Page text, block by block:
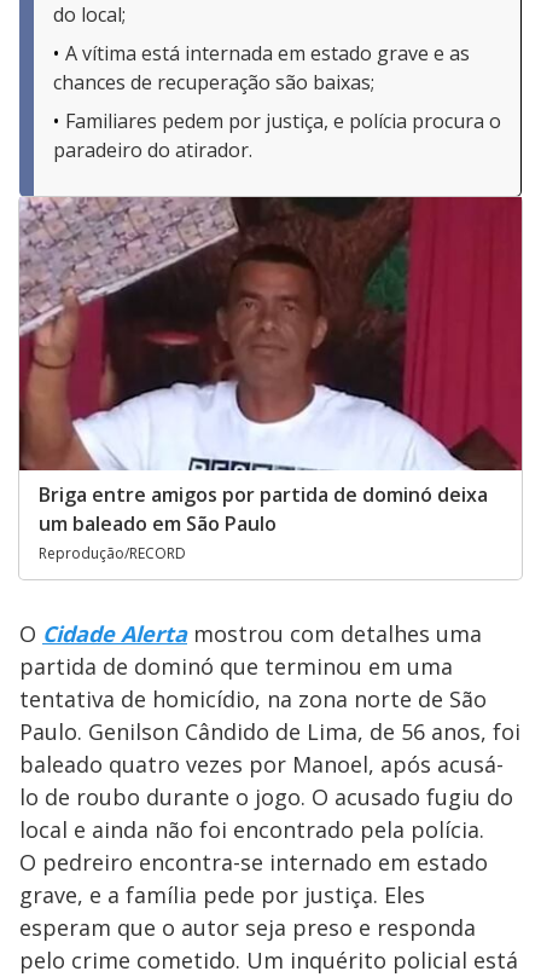
do local;
A vítima está internada em estado grave e as
chances de recuperação são baixas;
Familiares pedem por justiça, e polícia procura o
paradeiro do atirador.
Briga entre amigos por partida de dominó deixa
um baleado em São Paulo
Reprodução/RECORD
O Cidade Alertamostrou com detalhes uma
partida de dominó que terminou em uma
tentativa de homicídio, na zona norte de São
Paulo. Genilson Cândido de Lima, de 56 anos, foi
baleado quatro vezes por Manoel, após acusá-
lo de roubo durante o jogo. O acusado fugiu do
local e ainda não foi encontrado pela polícia.
O pedreiro encontra-se internado em estado
grave, e a família pede por justiça. Eles
esperam que o autor seja preso e responda
pelo crime cometido. Um inquérito policial está